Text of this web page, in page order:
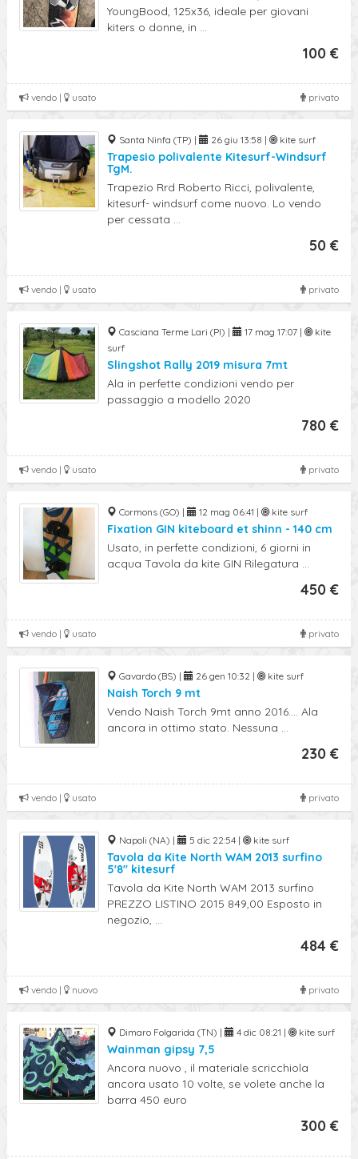
YoungBood, 125x36, ideale per giovani
kiters o donne, in ...
100 €
privato
vendo | usato
Santa Ninfa (TP) | 26 giu 13:58 | kite surf
Trapesio polivalente Kitesurf-Windsurf
TgM.
Trapezio Rrd Roberto Ricci, polivalente,
kitesurf- windsurf come nuovo. Lo vendo
per cessata ...
50 €
privato
vendo | usato
Casciana Terme Lari (PI) | 17 mag 17:07 |
kite
surf
Slingshot Rally 2019 misura 7mt
Ala in perfette condizioni vendo per
passaggio a modello 2020
780 €
privato
vendo | usato
Cormons (GO) | 12 mag 06:41 | kite surf
Fixation GIN kiteboard et shinn - 140 cm
Usato, in perfette condizioni, 6 giorni in
acqua Tavola da kite GIN Rilegatura ...
450 €
privato
vendo | usato
Gavardo (BS) | 26 gen 10:32 | kite surf
Naish Torch 9 mt
Vendo Naish Torch 9mt anno 2016.... Ala
ancora in ottimo stato. Nessuna ...
230 €
privato
vendo | usato
Napoli (NA) | 5 dic 22:54 | kite surf
Tavola da Kite North WAM 2013 surfino
5'8" kitesurf
Tavola da Kite North WAM 2013 surfino
PREZZO LISTINO 2015 849,00 Esposto in
negozio, ...
484 €
privato
vendo | nuovo
Dimaro Folgarida (TN) | 4 dic 08:21 | kite surf
Wainman gipsy 7,5
Ancora nuovo , il materiale scricchiola
ancora usato 10 volte, se volete anche la
barra 450 euro
300 €